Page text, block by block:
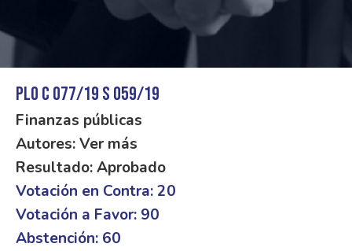
PLO C 077/19 S 059/19
Finanzas públicas
Autores: Ver más
Resultado: Aprobado
Votación en Contra: 20
Votación a Favor: 90
Abstención: 60